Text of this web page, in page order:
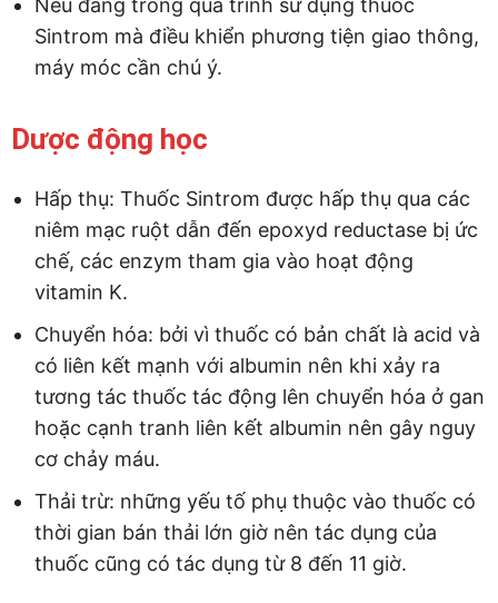
Sintrom mà điều khiển phương tiện giao thông,
máy móc cần chú ý.
Dược động học
Hấp thụ: Thuốc Sintrom được hấp thụ qua các
niêm mạc ruột dẫn đến epoxyd reductase bị ức
chế, các enzym tham gia vào hoạt động
vitamin K.
Chuyển hóa: bởi vì thuốc có bản chất là acid và
có liên kết mạnh với albumin nên khi xảy ra
tương tác thuốc tác động lên chuyển hóa ở gan
hoặc cạnh tranh liên kết albumin nên gây nguy
cơ chảy máu.
Thải trừ: những yếu tố phụ thuộc vào thuốc có
thời gian bán thải lớn giờ nên tác dụng của
thuốc cũng có tác dụng từ 8 đến 11 giờ.